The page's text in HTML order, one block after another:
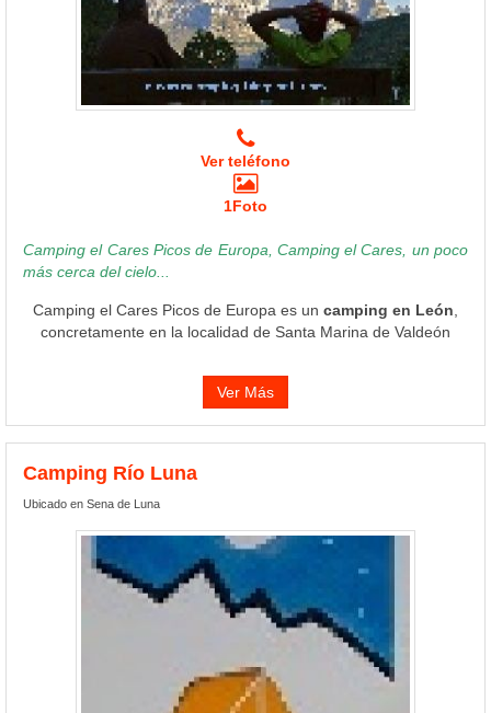
Ver teléfono
1Foto
Camping el Cares Picos de Europa, Camping el Cares, un poco
más cerca del cielo...
Camping el Cares Picos de Europa es un camping en León
concretamente en la localidad de Santa Marina de Valdeón
Ver Más
Camping Río Luna
Ubicado en Sena de Luna